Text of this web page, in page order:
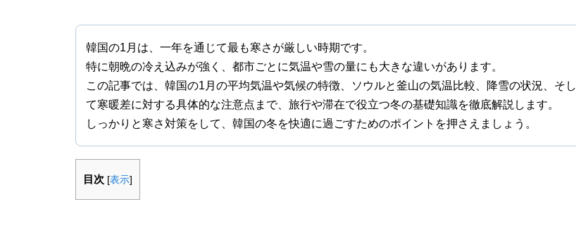
韓国の1月は、一年を通じて最も寒さが厳しい時期です。
特に朝晩の冷え込みが強く、都市ごとに気温や雪の量にも大きな違いがあります。
この記事では、韓国の1月の平均気温や気候の特徴、ソウルと釜山の気温比較、降雪の状況、そし
て寒暖差に対する具体的な注意点まで、旅行や滞在で役立つ冬の基礎知識を徹底解説します。
しっかりと寒さ対策をして、韓国の冬を快適に過ごすためのポイントを押さえましょう。
目次 [表示]